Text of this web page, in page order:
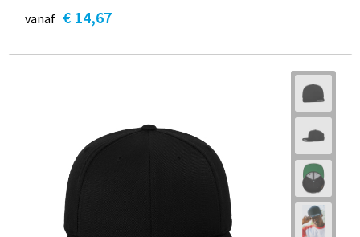
vanaf € 14,67